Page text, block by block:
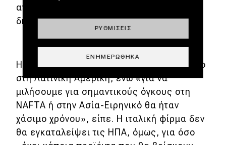
ανακτήσουν το κόστος συμμόρφωσης»,
δήλωσε ο Marchionne.
Η FIAT θα διαδραματίσει ένα σχετικό ρόλο
στη Λατινική Αμερική, ενώ «για να
μιλήσουμε για σημαντικούς όγκους στη
NAFTA ή στην Ασία-Ειρηνικό θα ήταν
χάσιμο χρόνου», είπε. Η ιταλική φίρμα δεν
θα εγκαταλείψει τις ΗΠΑ, όμως, για όσο
ΡΥΘΜΊΣΕΙΣ
ΕΝΗΜΕΡΏΘΗΚΑ